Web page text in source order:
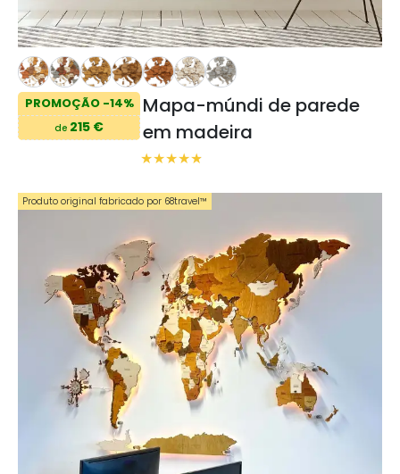
PROMOÇÃO -14%
de 215 €
Mapa-múndi de parede
em madeira
Produto original fabricado por 68travel™️